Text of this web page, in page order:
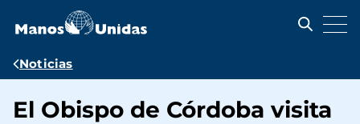
contenido
Ruta
navegación
Noticias
El Obispo de Córdoba visita